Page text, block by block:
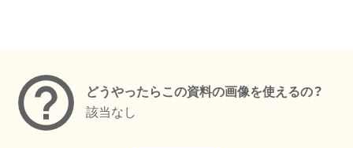
どうやったらこの資料の画像を使えるの？
該当なし